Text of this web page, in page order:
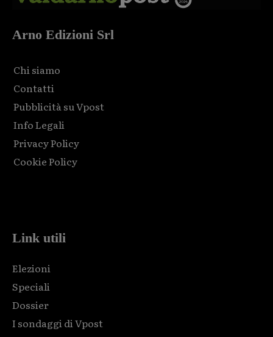
Arno Edizioni Srl
Chi siamo
Contatti
Pubblicità su Vpost
Info Legali
Privacy Policy
Cookie Policy
Link utili
Elezioni
Speciali
Dossier
I sondaggi di Vpost